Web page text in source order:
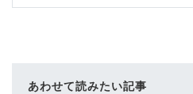
あわせて読みたい記事